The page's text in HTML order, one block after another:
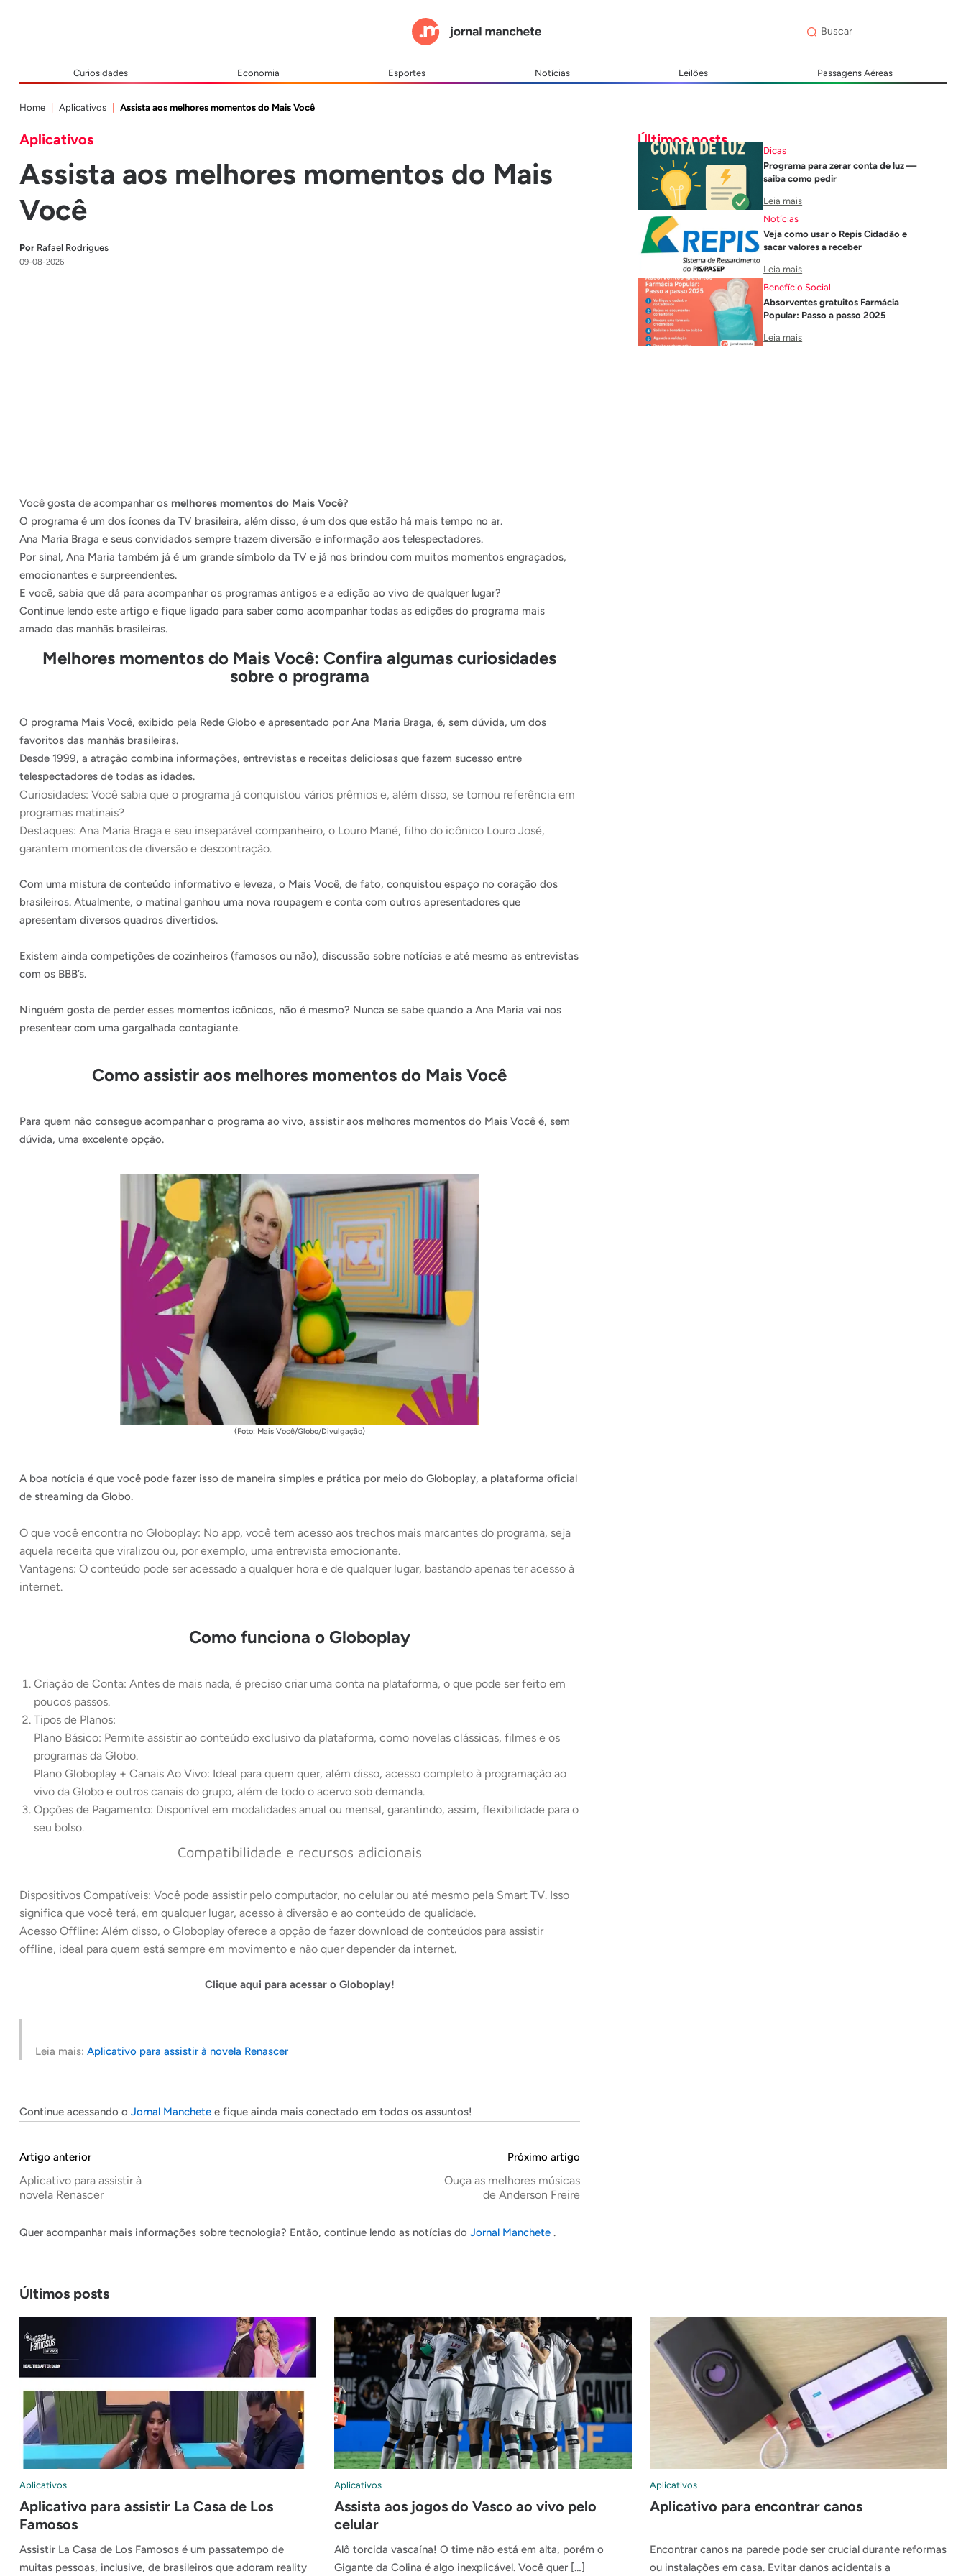
Curiosidades Economia Esportes Notícias Leilões Passagens Aéreas
Home Aplicativos Assista aos melhores momentos do Mais Você
Aplicativos
Assista aos melhores momentos do Mais
Você
PorRafael Rodrigues
09-08-2026
Você gosta de acompanhar os melhores momentos do Mais Você?
O programa é um dos ícones da TV brasileira, além disso, é um dos que estão há mais tempo no ar.
Ana Maria Braga e seus convidados sempre trazem diversão e informação aos telespectadores.
Por sinal, Ana Maria também já é um grande símbolo da TV e já nos brindou com muitos momentos engraçados,
emocionantes e surpreendentes.
E você, sabia que dá para acompanhar os programas antigos e a edição ao vivo de qualquer lugar?
Continue lendo este artigo e fique ligado para saber como acompanhar todas as edições do programa mais
amado das manhãs brasileiras.
Melhores momentos do Mais Você: Confira algumas curiosidades
sobre o programa
O programa Mais Você, exibido pela Rede Globo e apresentado por Ana Maria Braga, é, sem dúvida, um dos
favoritos das manhãs brasileiras.
Desde 1999, a atração combina informações, entrevistas e receitas deliciosas que fazem sucesso entre
telespectadores de todas as idades.
Curiosidades: Você sabia que o programa já conquistou vários prêmios e, além disso, se tornou referência em
programas matinais?
Destaques: Ana Maria Braga e seu inseparável companheiro, o Louro Mané, filho do icônico Louro José,
garantem momentos de diversão e descontração.
Com uma mistura de conteúdo informativo e leveza, o Mais Você, de fato, conquistou espaço no coração dos
brasileiros. Atualmente, o matinal ganhou uma nova roupagem e conta com outros apresentadores que
apresentam diversos quadros divertidos.
Existem ainda competições de cozinheiros (famosos ou não), discussão sobre notícias e até mesmo as entrevistas
com os BBB’s.
Ninguém gosta de perder esses momentos icônicos, não é mesmo? Nunca se sabe quando a Ana Maria vai nos
presentear com uma gargalhada contagiante.
Como assistir aos melhores momentos do Mais Você
Para quem não consegue acompanhar o programa ao vivo, assistir aos melhores momentos do Mais Você é, sem
dúvida, uma excelente opção.
(Foto: Mais Você/Globo/Divulgação)
A boa notícia é que você pode fazer isso de maneira simples e prática por meio do Globoplay, a plataforma oficial
de streaming da Globo.
O que você encontra no Globoplay: No app, você tem acesso aos trechos mais marcantes do programa, seja
aquela receita que viralizou ou, por exemplo, uma entrevista emocionante.
Vantagens: O conteúdo pode ser acessado a qualquer hora e de qualquer lugar, bastando apenas ter acesso à
internet.
Como funciona o Globoplay
Criação de Conta: Antes de mais nada, é preciso criar uma conta na plataforma, o que pode ser feito em
poucos passos.
Tipos de Planos:
Plano Básico: Permite assistir ao conteúdo exclusivo da plataforma, como novelas clássicas, filmes e os
programas da Globo.
Plano Globoplay + Canais Ao Vivo: Ideal para quem quer, além disso, acesso completo à programação ao
vivo da Globo e outros canais do grupo, além de todo o acervo sob demanda.
Opções de Pagamento: Disponível em modalidades anual ou mensal, garantindo, assim, flexibilidade para o
seu bolso.
Compatibilidade e recursos adicionais
Dispositivos Compatíveis: Você pode assistir pelo computador, no celular ou até mesmo pela Smart TV. Isso
significa que você terá, em qualquer lugar, acesso à diversão e ao conteúdo de qualidade.
Acesso Offline: Além disso, o Globoplay oferece a opção de fazer download de conteúdos para assistir
offline, ideal para quem está sempre em movimento e não quer depender da internet.
Clique aqui para acessar o Globoplay!
Leia mais: Aplicativo para assistir à novela Renascer
Continue acessando o Jornal Manchetee fique ainda mais conectado em todos os assuntos!
Artigo anterior
Aplicativo para assistir à
novela Renascer
Próximo artigo
Ouça as melhores músicas
de Anderson Freire
Quer acompanhar mais informações sobre tecnologia? Então, continue lendo as notícias do Jornal Manchete .
Últimos posts
Dicas
Programa para zerar conta de luz —
saiba como pedir
Leia mais
Notícias
Veja como usar o Repis Cidadão e
sacar valores a receber
Leia mais
Benefício Social
Absorventes gratuitos Farmácia
Popular: Passo a passo 2025
Leia mais
Últimos posts
Aplicativos
Aplicativo para assistir La Casa de Los
Famosos
Assistir La Casa de Los Famosos é um passatempo de
muitas pessoas, inclusive, de brasileiros que adoram reality
Aplicativos
Assista aos jogos do Vasco ao vivo pelo
celular
Alô torcida vascaína! O time não está em alta, porém o
Gigante da Colina é algo inexplicável. Você quer […]
Aplicativos
Aplicativo para encontrar canos
Encontrar canos na parede pode ser crucial durante reformas
ou instalações em casa. Evitar danos acidentais a